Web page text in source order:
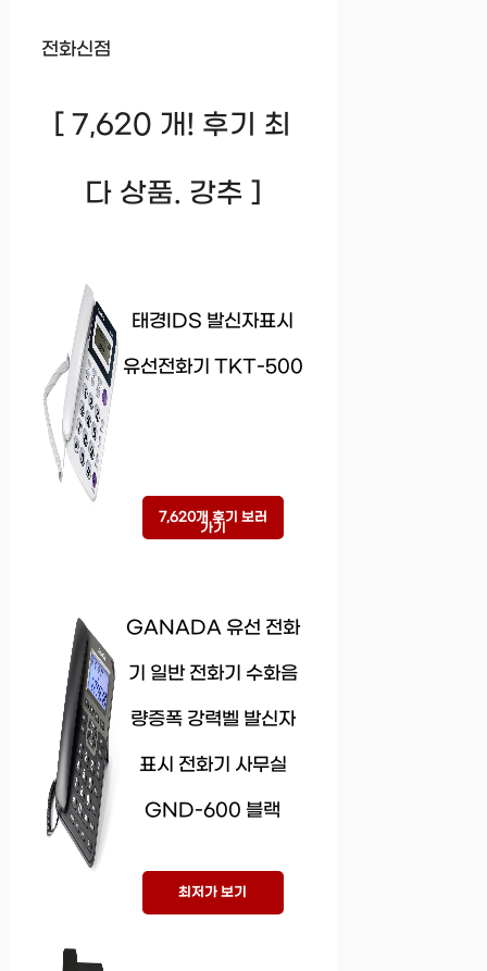
전화신점
[ 7,620 개! 후기 최
다 상품. 강추 ]
태경IDS 발신자표시
유선전화기 TKT-500
7,620개 후기 보러
가기
GANADA 유선 전화
기 일반 전화기 수화음
량증폭 강력벨 발신자
표시 전화기 사무실
GND-600 블랙
최저가 보기